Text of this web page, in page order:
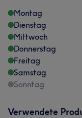
Montag
Dienstag
Mittwoch
Donnerstag
Freitag
Samstag
Sonntag
Verwendete